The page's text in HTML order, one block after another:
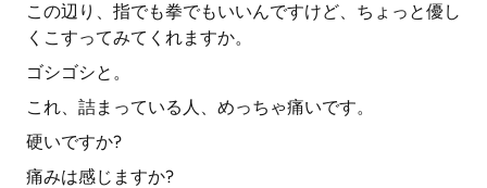
この辺り、指でも拳でもいいんですけど、ちょっと優し
くこすってみてくれますか。
ゴシゴシと。
これ、詰まっている人、めっちゃ痛いです。
硬いですか?
痛みは感じますか?